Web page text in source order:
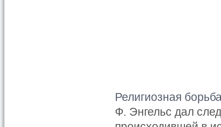
Религиозная
Ф. Энгельс дал